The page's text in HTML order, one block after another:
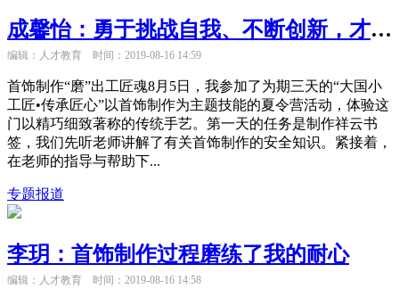
成馨怡：勇于挑战自我、不断创新，才是真正的工匠精神
编辑：人才教育 时间：2019-08-16 14:59
首饰制作“磨”出工匠魂8月5日，我参加了为期三天的“大国小
工匠•传承匠心”以首饰制作为主题技能的夏令营活动，体验这
门以精巧细致著称的传统手艺。第一天的任务是制作祥云书
签，我们先听老师讲解了有关首饰制作的安全知识。紧接着，
在老师的指导与帮助下...
专题报道
李玥：首饰制作过程磨练了我的耐心
编辑：人才教育 时间：2019-08-16 14:58